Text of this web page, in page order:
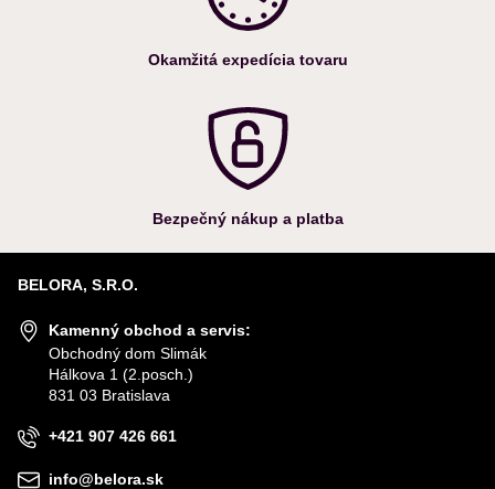
Okamžitá expedícia tovaru
Bezpečný nákup a platba
BELORA, S.R.O.
Kamenný obchod a servis:
Obchodný dom Slimák
Hálkova 1 (2.posch.)
831 03 Bratislava
+421 907 426 661
info@belora.sk